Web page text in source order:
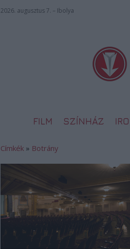
2026. augusztus 7. – Ibolya
FILM SZÍNHÁZ
Címkék » Botrány